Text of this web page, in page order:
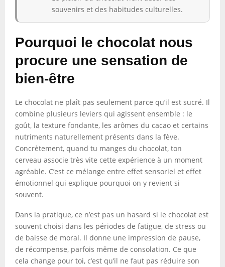
souvenirs et des habitudes culturelles.
Pourquoi le chocolat nous
procure une sensation de
bien-être
Le chocolat ne plaît pas seulement parce qu’il est sucré. Il
combine plusieurs leviers qui agissent ensemble : le
goût, la texture fondante, les arômes du cacao et certains
nutriments naturellement présents dans la fève.
Concrètement, quand tu manges du chocolat, ton
cerveau associe très vite cette expérience à un moment
agréable. C’est ce mélange entre effet sensoriel et effet
émotionnel qui explique pourquoi on y revient si
souvent.
Dans la pratique, ce n’est pas un hasard si le chocolat est
souvent choisi dans les périodes de fatigue, de stress ou
de baisse de moral. Il donne une impression de pause,
de récompense, parfois même de consolation. Ce que
cela change pour toi, c’est qu’il ne faut pas réduire son